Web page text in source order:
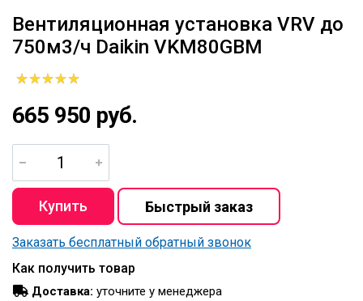
Вентиляционная установка VRV до
750м3/ч Daikin VKM80GBM
665 950 руб.
Заказать бесплатный обратный звонок
Как получить товар
Доставка: уточните у менеджера